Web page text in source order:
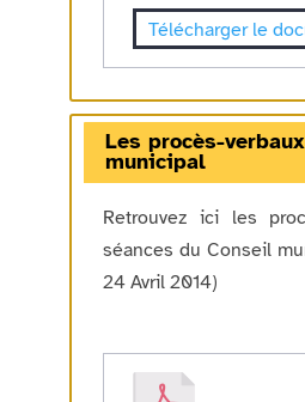
Télécharger le
Les procès-
municipal
Retrouvez ici les
séances du Conseil
24 Avril 2014)